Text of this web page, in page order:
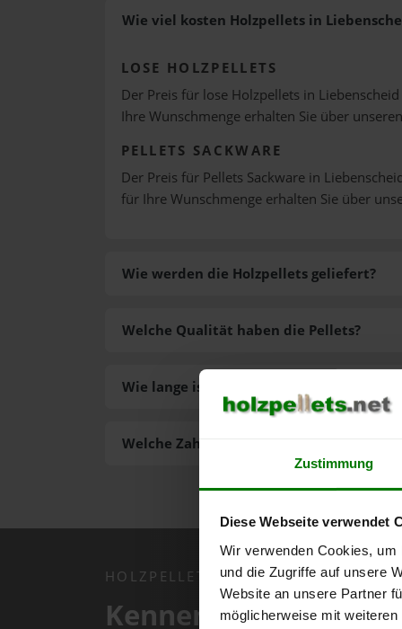
Zustimmung
Diese Webseite verwendet
Wir verwenden Cookies,
und die Zugriffe auf unsere
Website an unsere Partner
möglicherweise mit
Wie viel kosten Holzpellets in
LOSE HOLZPELLETS
Der Preis für lose Holzpellets in
Ihre Wunschmenge erhalten Sie über unseren
PELLETS SACKWARE
Der Preis für Pellets Sackware in
für Ihre Wunschmenge erhalten Sie über
Wie werden die Holzpellets geliefert?
Welche Zahlungsarten gibt es?
Welche Qualität haben die Pellets?
Wie lange ist die Lieferzeit der Pellets?
HOLZPELLETS.NET APP
Kennen Sie schon